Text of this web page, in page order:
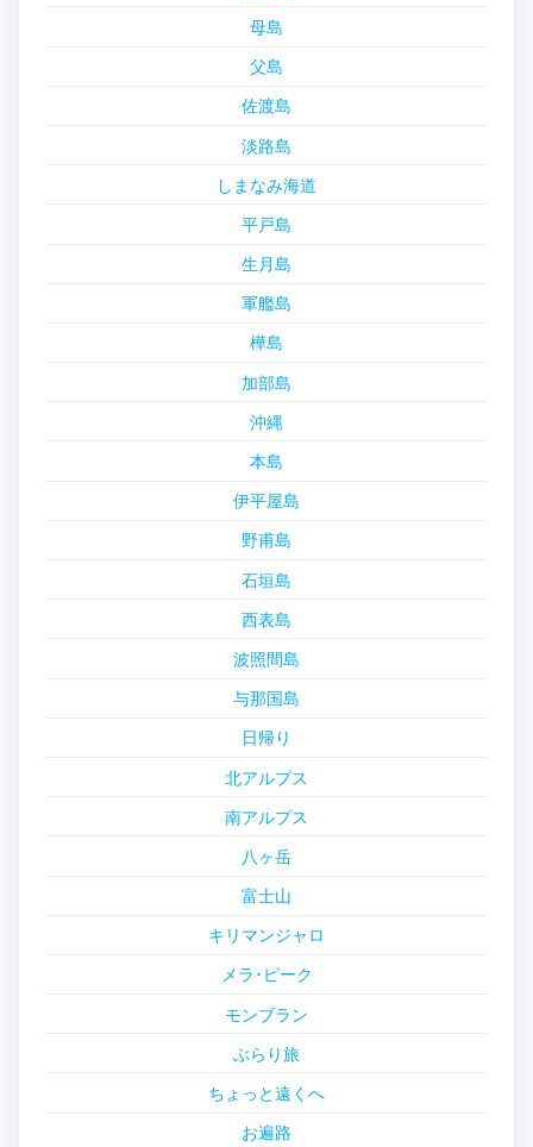
母島
父島
佐渡島
淡路島
しまなみ海道
平戸島
生月島
軍艦島
樺島
加部島
沖縄
本島
伊平屋島
野甫島
石垣島
西表島
波照間島
与那国島
日帰り
北アルプス
南アルプス
八ヶ岳
富士山
キリマンジャロ
メラ･ピーク
モンブラン
ぶらり旅
ちょっと遠くへ
お遍路